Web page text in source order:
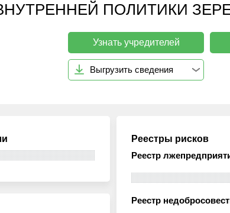
ПОЛИТИКИ
Узнать учредителей
Выгрузить сведения
Реестры рисков
Реестр
Реестр